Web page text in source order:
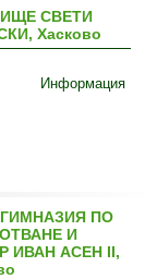
СВЕТИ
Хасково
Информация
ПО
И
АСЕН ІІ,